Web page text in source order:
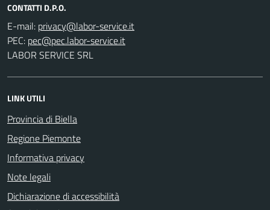
CONTATTI D.P.O.
E-mail:
PEC:
LABOR SERVICE SRL
LINK UTILI
Provincia di Biella
Regione Piemonte
Informativa privacy
Note legali
Dichiarazione di accessibilità